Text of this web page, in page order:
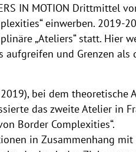
IN MOTION Drittmittel
einwerben. 2019-
„Ateliers“ statt. Hier
und Grenzen als
bei dem theoretische
das zweite Atelier in
Border Complexities“.
in Zusammenhang